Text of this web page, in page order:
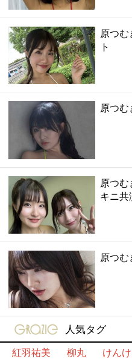
原つ
ト
原つむ
原つ
キニ共
原つ
gravure-grazie
人気タグ
紅羽祐美
柳丸 けん